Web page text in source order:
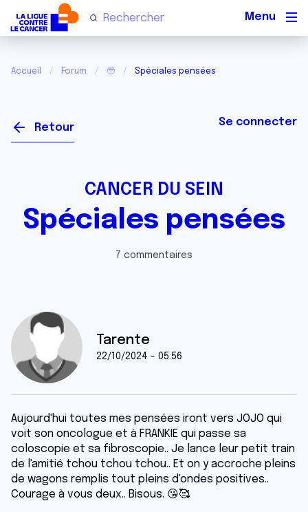
Accueil Forum 🥹 Spéciales pensées
Retour Se connecter
CANCER DU SEIN
Spéciales pensées
7 commentaires
Tarente
22/10/2024 - 05:56
Aujourd'hui toutes mes pensées iront vers JOJO qui
voit son oncologue et à FRANKIE qui passe sa
coloscopie et sa fibroscopie.. Je lance leur petit train
de l'amitié tchou tchou tchou.. Et on y accroche pleins
de wagons remplis tout pleins d'ondes positives..
Courage à vous deux.. Bisous. 😘🥰